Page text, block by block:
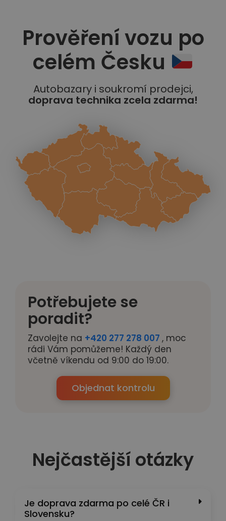
Prověření vozu po
celém Česku
Autobazary i soukromí prodejci,
doprava technika zcela zdarma!
Potřebujete se
poradit?
Zavolejte na +420 277 278 007 , moc
rádi Vám pomůžeme! Každý den
včetně víkendu od 9:00 do 19:00.
Objednat kontrolu
Nejčastější otázky
Je doprava zdarma po celé ČR i
Slovensku?